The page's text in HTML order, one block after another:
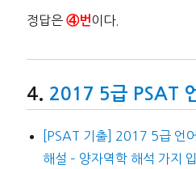
정답은④번 이다.
2017 5급 PSAT
[PSAT 기출] 2017 5급 언
해설 – 양자역학 해석 가지